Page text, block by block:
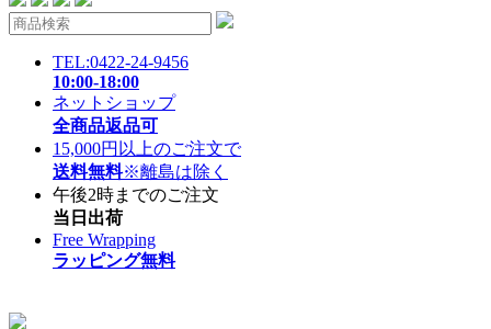
TEL:0422-24-9456
10:00-18:00
ネットショップ
全商品返品可
15,000円以上のご注文で
送料無料※離島は除く
午後2時までのご注文
当日出荷
Free Wrapping
ラッピング無料